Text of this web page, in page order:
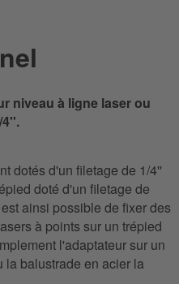
niveau à ligne laser ou
dotés d'un filetage de 1/4''
doté d'un filetage de
ainsi possible de fixer des
à points sur un trépied
l'adaptateur sur un
la balustrade en acier la